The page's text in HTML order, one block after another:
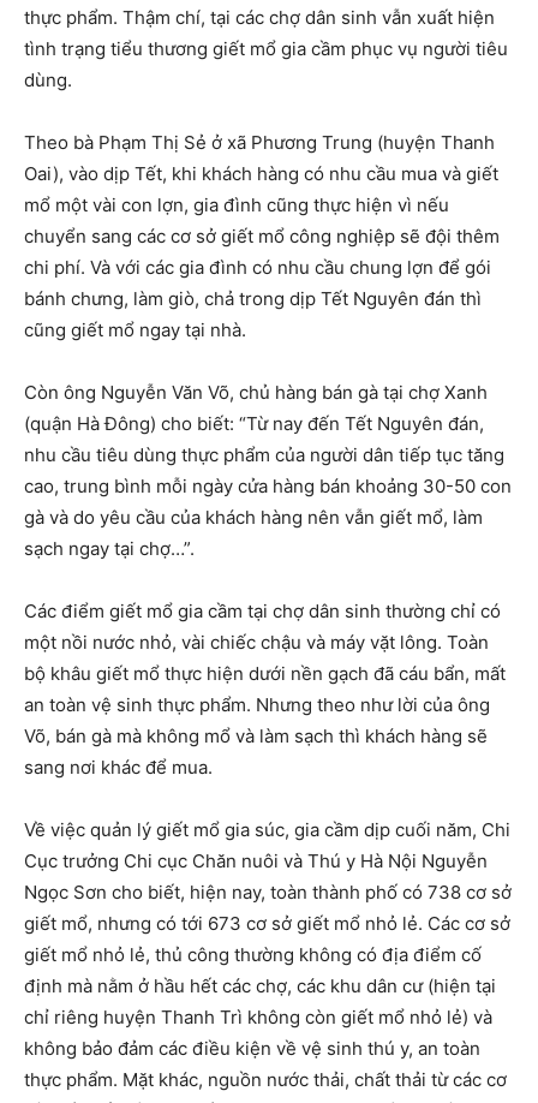
thực phẩm. Thậm chí, tại các chợ dân sinh vẫn xuất hiện
tình trạng tiểu thương giết mổ gia cầm phục vụ người tiêu
dùng.
Theo bà Phạm Thị Sẻ ở xã Phương Trung (huyện Thanh
Oai), vào dịp Tết, khi khách hàng có nhu cầu mua và giết
mổ một vài con lợn, gia đình cũng thực hiện vì nếu
chuyển sang các cơ sở giết mổ công nghiệp sẽ đội thêm
chi phí. Và với các gia đình có nhu cầu chung lợn để gói
bánh chưng, làm giò, chả trong dịp Tết Nguyên đán thì
cũng giết mổ ngay tại nhà.
Còn ông Nguyễn Văn Võ, chủ hàng bán gà tại chợ Xanh
(quận Hà Đông) cho biết: “Từ nay đến Tết Nguyên đán,
nhu cầu tiêu dùng thực phẩm của người dân tiếp tục tăng
cao, trung bình mỗi ngày cửa hàng bán khoảng 30-50 con
gà và do yêu cầu của khách hàng nên vẫn giết mổ, làm
sạch ngay tại chợ…”.
Các điểm giết mổ gia cầm tại chợ dân sinh thường chỉ có
một nồi nước nhỏ, vài chiếc chậu và máy vặt lông. Toàn
bộ khâu giết mổ thực hiện dưới nền gạch đã cáu bẩn, mất
an toàn vệ sinh thực phẩm. Nhưng theo như lời của ông
Võ, bán gà mà không mổ và làm sạch thì khách hàng sẽ
sang nơi khác để mua.
Về việc quản lý giết mổ gia súc, gia cầm dịp cuối năm, Chi
Cục trưởng Chi cục Chăn nuôi và Thú y Hà Nội Nguyễn
Ngọc Sơn cho biết, hiện nay, toàn thành phố có 738 cơ sở
giết mổ, nhưng có tới 673 cơ sở giết mổ nhỏ lẻ. Các cơ sở
giết mổ nhỏ lẻ, thủ công thường không có địa điểm cố
định mà nằm ở hầu hết các chợ, các khu dân cư (hiện tại
chỉ riêng huyện Thanh Trì không còn giết mổ nhỏ lẻ) và
không bảo đảm các điều kiện về vệ sinh thú y, an toàn
thực phẩm. Mặt khác, nguồn nước thải, chất thải từ các cơ